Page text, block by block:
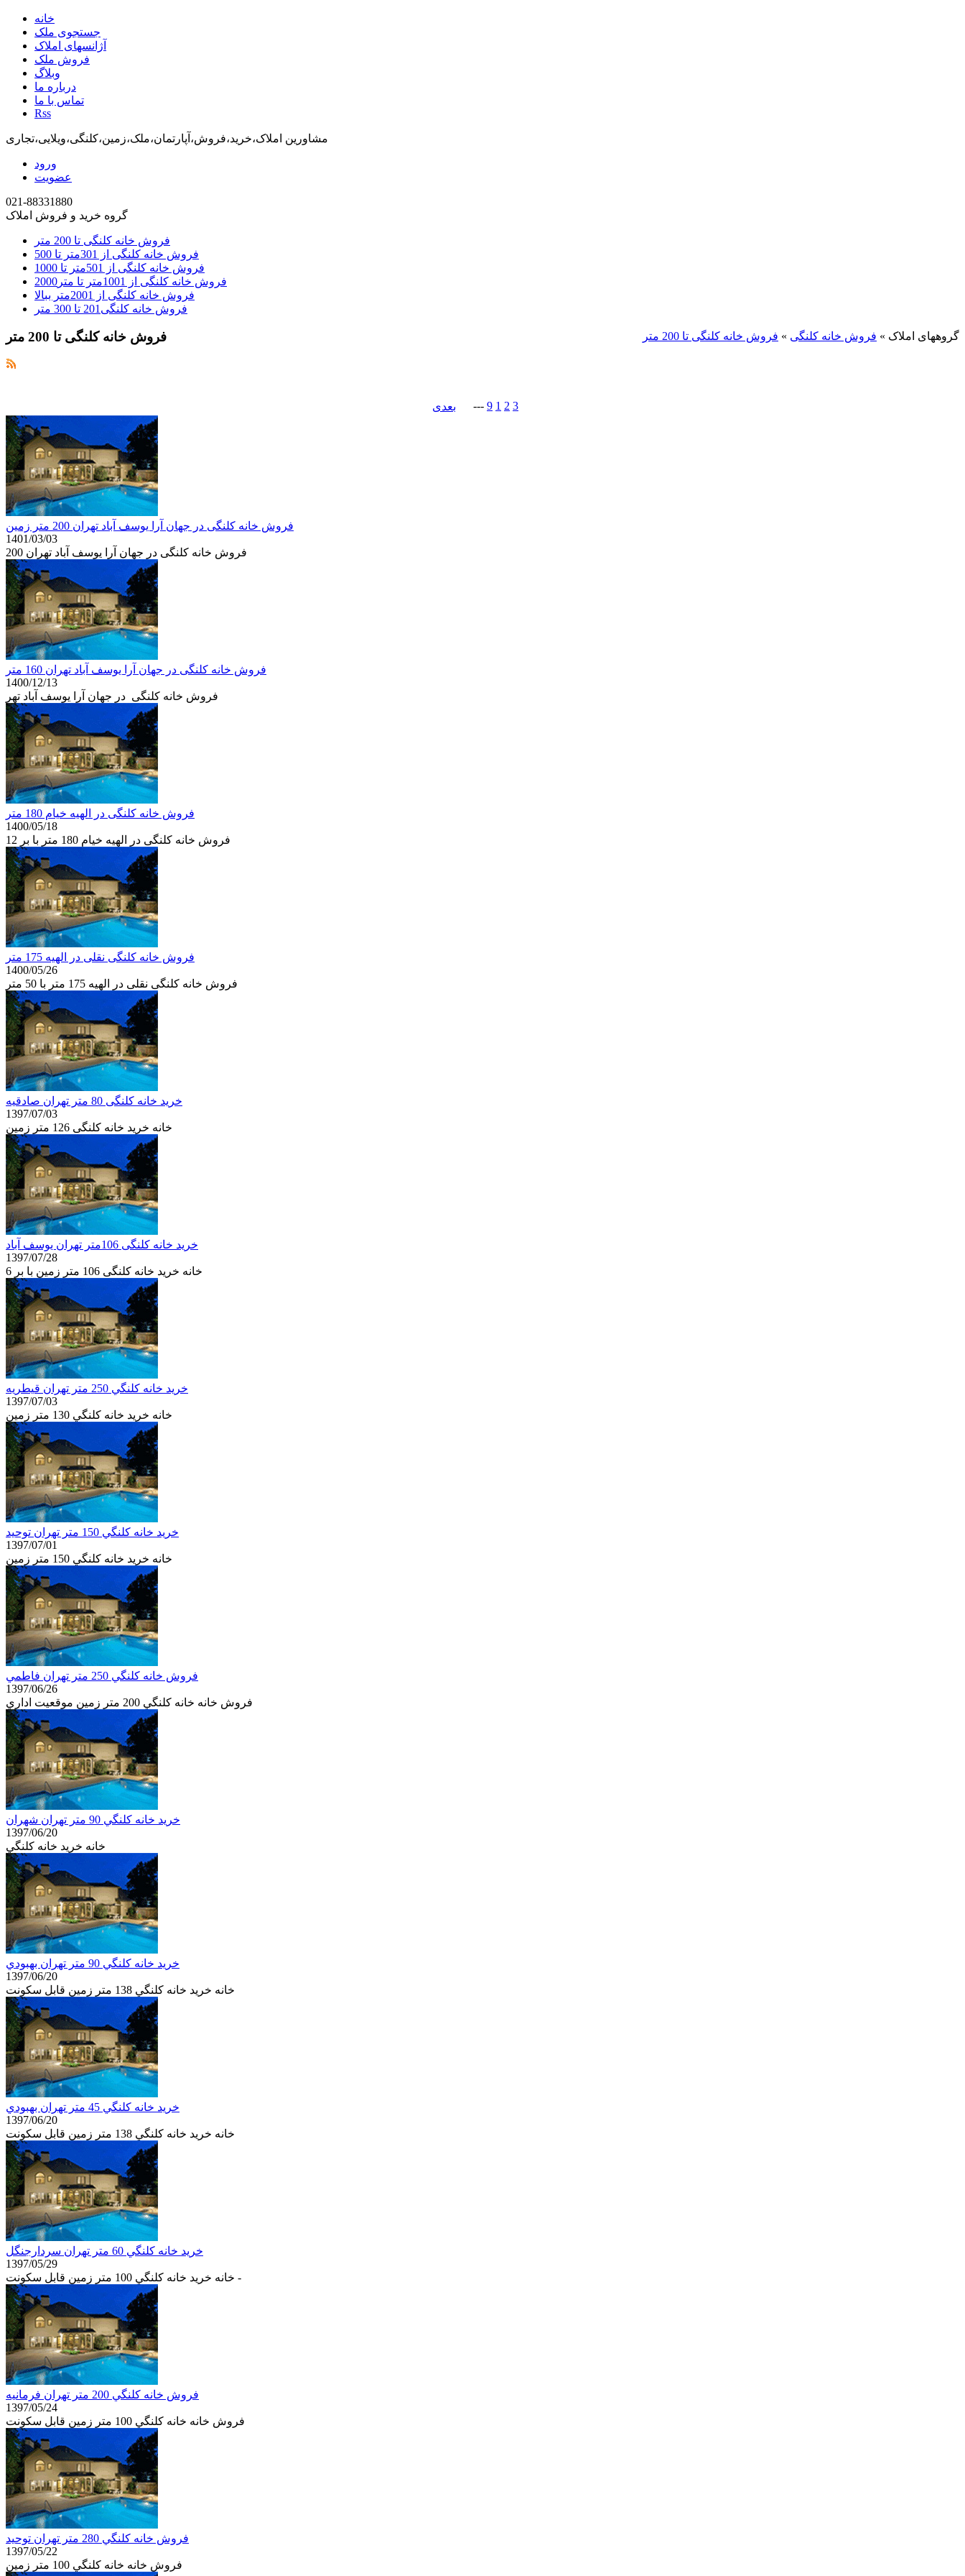
خانه
جستجوی ملک
آژانسهای املاک
فروش ملک
وبلاگ
درباره ما
تماس با ما
Rss
مشاورین املاک،خرید،فروش،آپارتمان،ملک،زمین،کلنگی،ویلایی،تجاری
ورود
عضویت
021-88331880
گروه خرید و فروش املاک
فروش خانه کلنگی تا 200 متر
فروش خانه کلنگی از 301متر تا 500
فروش خانه کلنگی از 501متر تا 1000
فروش خانه کلنگی از 1001متر تا متر2000
فروش خانه کلنگی از 2001متر ببالا
فروش خانه کلنگی201 تا 300 متر
گروههای املاک » فروش خانه کلنگی » فروش خانه کلنگی تا 200 متر فروش خانه کلنگی تا 200 متر
9 1 2 3
--- بعدی
فروش خانه کلنگی در جهان آرا یوسف آباد تهران 200 متر زمین
1401/03/03
فروش خانه کلنگی در جهان آرا یوسف آباد تهران 200
فروش خانه کلنگی در جهان آرا یوسف آباد تهران 160 متر
1400/12/13
فروش خانه کلنگی در جهان آرا یوسف آباد تهر
فروش خانه کلنگی در الهیه خیام 180 متر
1400/05/18
فروش خانه کلنگی در الهیه خیام 180 متر با بر 12
فروش خانه کلنگی نقلی در الهیه 175 متر
1400/05/26
فروش خانه کلنگی نقلی در الهیه 175 متر با 50 متر
خرید خانه کلنگی 80 متر تهران صادقیه
1397/07/03
خانه خرید خانه کلنگی 126 متر زمین
خرید خانه کلنگی 106متر تهران یوسف آباد
1397/07/28
خانه خرید خانه کلنگی 106 متر زمین با بر 6
خرید خانه كلنگي 250 متر تهران قيطريه
1397/07/03
خانه خرید خانه كلنگي 130 متر زمین
خرید خانه كلنگي 150 متر تهران توحيد
1397/07/01
خانه خرید خانه كلنگي 150 متر زمین
فروش خانه كلنگي 250 متر تهران فاطمي
1397/06/26
فروش خانه خانه كلنگي 200 متر زمین موقعيت اداري
خرید خانه كلنگي 90 متر تهران شهران
1397/06/20
خانه خرید خانه كلنگي
خرید خانه كلنگي 90 متر تهران بهبودي
1397/06/20
خانه خرید خانه كلنگي 138 متر زمین قابل سكونت
خرید خانه كلنگي 45 متر تهران بهبودي
1397/06/20
خانه خرید خانه كلنگي 138 متر زمین قابل سكونت
خرید خانه كلنگي 60 متر تهران سردارجنگل
1397/05/29
خانه خرید خانه كلنگي 100 متر زمین قابل سكونت -
فروش خانه كلنگي 200 متر تهران فرمانيه
1397/05/24
فروش خانه خانه كلنگي 100 متر زمین قابل سكونت
فروش خانه كلنگي 280 متر تهران توحيد
1397/05/22
فروش خانه خانه كلنگي 100 متر زمین